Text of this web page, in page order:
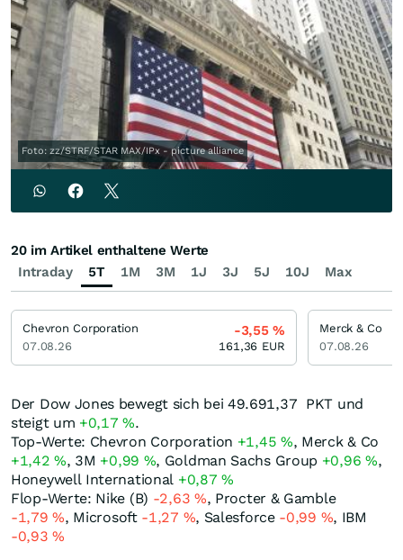
Foto: zz/STRF/STAR MAX/IPx - picture alliance
Der Dow Jones bewegt sich bei 49.691,37 PKT und
steigt um +0,17%.
Top-Werte: Chevron Corporation +1,45 %, Merck & Co
+1,42%, 3M +0,99 %, Goldman Sachs Group +0,96 %,
Honeywell International +0,87%
Flop-Werte: Nike (B) -2,63 %, Procter & Gamble
-1,79%, Microsoft -1,27 %, Salesforce -0,99 %, IBM
-0,93%
Intraday 5T 1M 3M 1J 3J 5J 10J Max
20 im Artikel enthaltene Werte
Chevron Corporation
07.08.26
-3,55%
161,36 EUR
Merck & Co
07.08.26